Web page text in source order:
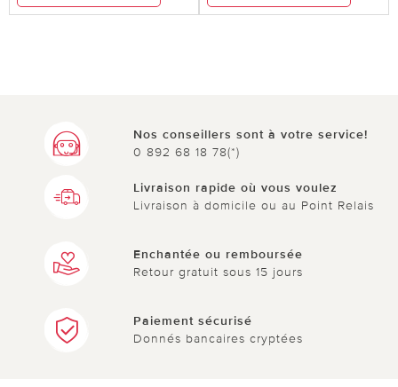
Nos conseillers sont à votre service!
0 892 68 18 78(*)
Livraison rapide où vous voulez
Livraison à domicile ou au Point Relais
Enchantée ou remboursée
Retour gratuit sous 15 jours
Paiement sécurisé
Donnés bancaires cryptées